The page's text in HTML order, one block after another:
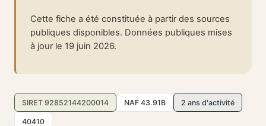
Cette fiche a été constituée à partir des sources
publiques disponibles. Données publiques mises
à jour le 19 juin 2026.
SIRET 92852144200014 NAF 43.91B 2 ans d'activité
40410